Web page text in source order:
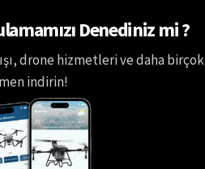
Denediniz mi ?
drone hizmetleri ve daha birçok
indirin!